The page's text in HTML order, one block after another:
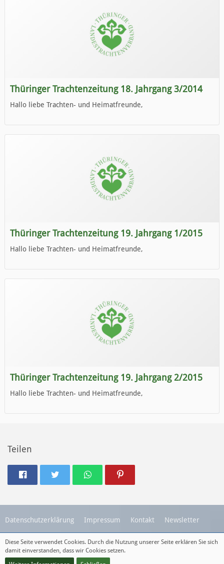
Thüringer Trachtenzeitung 18. Jahrgang 3/2014
Hallo liebe Trachten- und Heimatfreunde,
Wir wünschen Euch viel Spaß beim Lesen.
Thüringer Trachtenzeitung 19. Jahrgang 1/2015
Hallo liebe Trachten- und Heimatfreunde,
Wir wünschen Euch viel Spaß beim Lesen.
Thüringer Trachtenzeitung 19. Jahrgang 2/2015
Hallo liebe Trachten- und Heimatfreunde,
Teilen
Datenschutzerklärung Impressum Kontakt Newsletter
Diese Webseite wird betreut durch
Community-Software:
Diese Seite verwendet Cookies. Durch die Nutzung unserer Seite erklären Sie sich
damit einverstanden, dass wir Cookies setzen.